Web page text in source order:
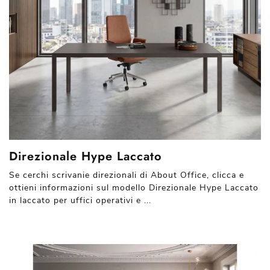
Direzionale Hype Laccato
Se cerchi scrivanie direzionali di About Office, clicca e
ottieni informazioni sul modello Direzionale Hype Laccato
in laccato per uffici operativi e ...